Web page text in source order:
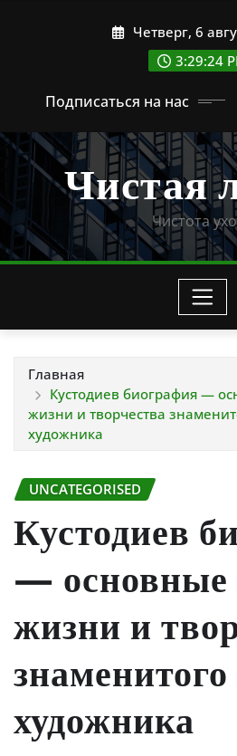
Четверг, 6
3:29:25
Подписаться на нас
Чистая
Чистота
Главная
Кустодиев биография —
жизни и творчества
художника
UNCATEGORISED
Кустодиев
—
жизни и
художника